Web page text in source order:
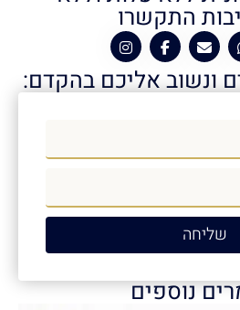
התקשרו
ונשוב אליכם בהקדם:
שליחה
נוספים